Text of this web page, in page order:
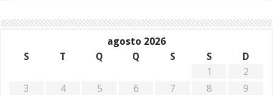
agosto 2026
S
T Q Q S S
D
1
2
3
4 5 6 7 8
9